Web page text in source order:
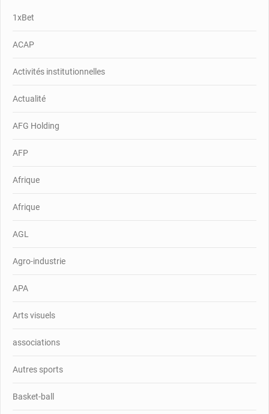
1xBet
ACAP
Activités institutionnelles
Actualité
AFG Holding
AFP
Afrique
Afrique
AGL
Agro-industrie
APA
Arts visuels
associations
Autres sports
Basket-ball